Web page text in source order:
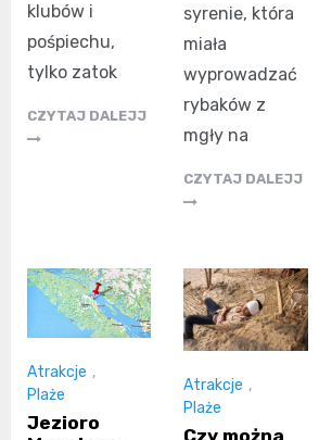
klubów i
pośpiechu,
tylko zatok
CZYTAJ DALEJJ
syrenie, która
miała
wyprowadzać
rybaków z
mgły na
CZYTAJ DALEJJ
Atrakcje ,
Plaże
Jezioro
Atrakcje ,
Plaże
Czy można